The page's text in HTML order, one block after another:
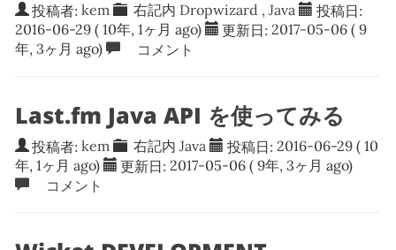
投稿者: kem 右記内 Dropwizard ,Java 投稿日:
2016-06-29 ( 10年, 1ヶ月 ago) 更新日: 2017-05-06 ( 9
年, 3ヶ月 ago)
コメント
Last.fm Java API を使ってみる
投稿者: kem 右記内Java 投稿日: 2016-06-29( 10
年, 1ヶ月 ago)
更新日: 2017-05-06 ( 9年, 3ヶ月 ago)
コメント